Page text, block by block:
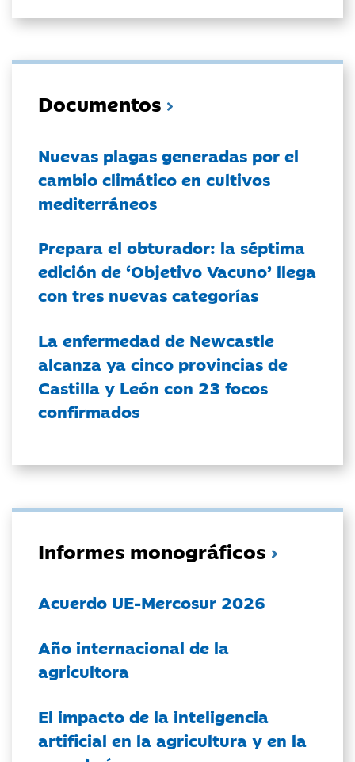
Documentos
Nuevas plagas generadas por el
cambio climático en cultivos
mediterráneos
Prepara el obturador: la séptima
edición de ‘Objetivo Vacuno’ llega
con tres nuevas categorías
La enfermedad de Newcastle
alcanza ya cinco provincias de
Castilla y León con 23 focos
confirmados
Informes monográficos
Acuerdo UE-Mercosur 2026
Año internacional de la
agricultora
El impacto de la inteligencia
artificial en la agricultura y en la